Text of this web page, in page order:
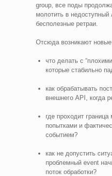
group, все поды
молотить в
бесполезные ретраи.
Отсюда возникают
что делать с
которые стабильно
как обрабатывать
внешнего API, когда
где проходит
попытками и
событием?
как не допустить
проблемный event
поток обработки?